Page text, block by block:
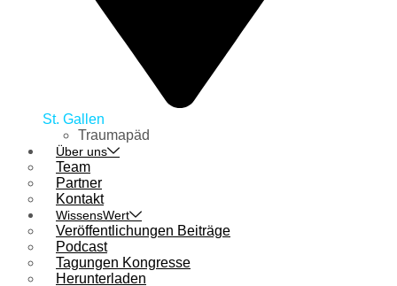
St. Gallen
Traumapäd
Über uns
Team
Partner
Kontakt
WissensWert
Veröffentlichungen Beiträge
Podcast
Tagungen Kongresse
Herunterladen